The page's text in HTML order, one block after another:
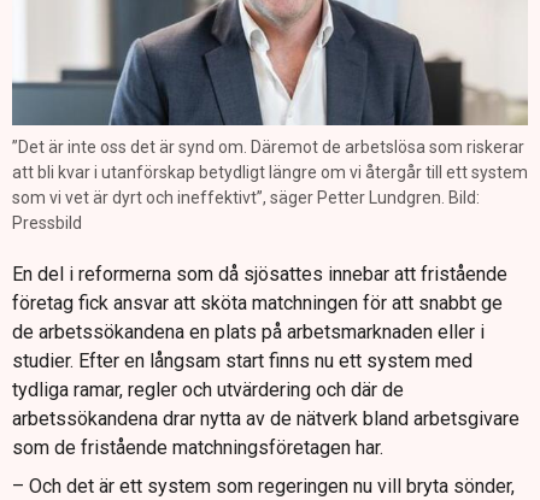
”Det är inte oss det är synd om. Däremot de arbetslösa som riskerar
att bli kvar i utanförskap betydligt längre om vi återgår till ett system
som vi vet är dyrt och ineffektivt”, säger Petter Lundgren. Bild:
Pressbild
En del i reformerna som då sjösattes innebar att fristående
företag fick ansvar att sköta matchningen för att snabbt ge
de arbetssökandena en plats på arbetsmarknaden eller i
studier. Efter en långsam start finns nu ett system med
tydliga ramar, regler och utvärdering och där de
arbetssökandena drar nytta av de nätverk bland arbetsgivare
som de fristående matchningsföretagen har.
– Och det är ett system som regeringen nu vill bryta sönder,